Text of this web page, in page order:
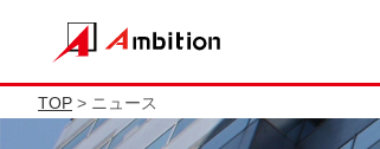
TOP > ニュース